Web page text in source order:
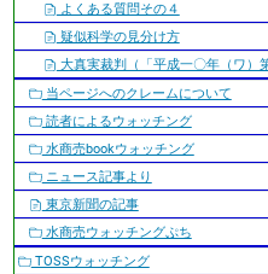
よくある質問その４
疑似科学の見分け方
大真実裁判（「平成一〇年（ワ）
当ページへのクレームについて
読者によるウォッチング
水商売bookウォッチング
ニュース記事より
東京新聞の記事
水商売ウォッチングぷち
TOSSウォッチング